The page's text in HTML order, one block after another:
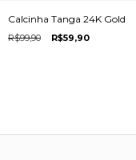
Calcinha Tanga 24K Gold
R$99,90 R$59,90